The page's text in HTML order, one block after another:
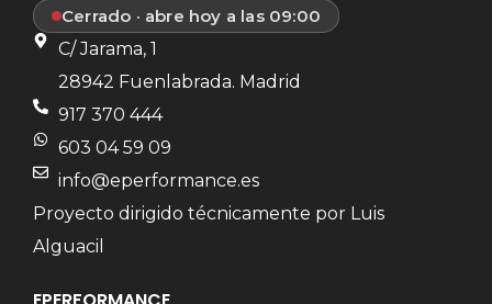
Cerrado · abre hoy a las 09:00
C/ Jarama, 1
28942 Fuenlabrada. Madrid
917 370 444
603 04 59 09
info@eperformance.es
Proyecto dirigido técnicamente por Luis
Alguacil